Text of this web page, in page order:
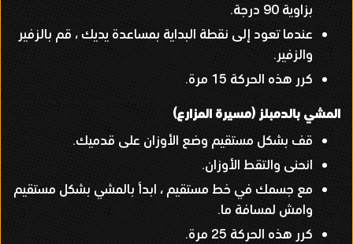
بزاوية 90 درجة.
عندما تعود إلى نقطة البداية بمساعدة يديك ، قم بالزفير
والزفير.
كرر هذه الحركة 15 مرة.
المشي بالدمبلز (مسيرة المزارع)
قف بشكل مستقيم وضع الأوزان على قدميك.
انحنى والتقط الأوزان.
مع جسمك في خط مستقيم ، ابدأ بالمشي بشكل مستقيم
وامش لمسافة ما.
كرر هذه الحركة 25 مرة.